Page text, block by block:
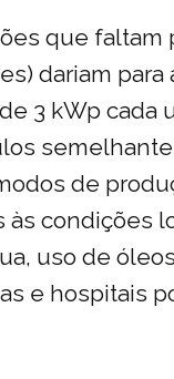
que faltam
dariam
3 kWp cada
de
condições
uso de
e hospitais